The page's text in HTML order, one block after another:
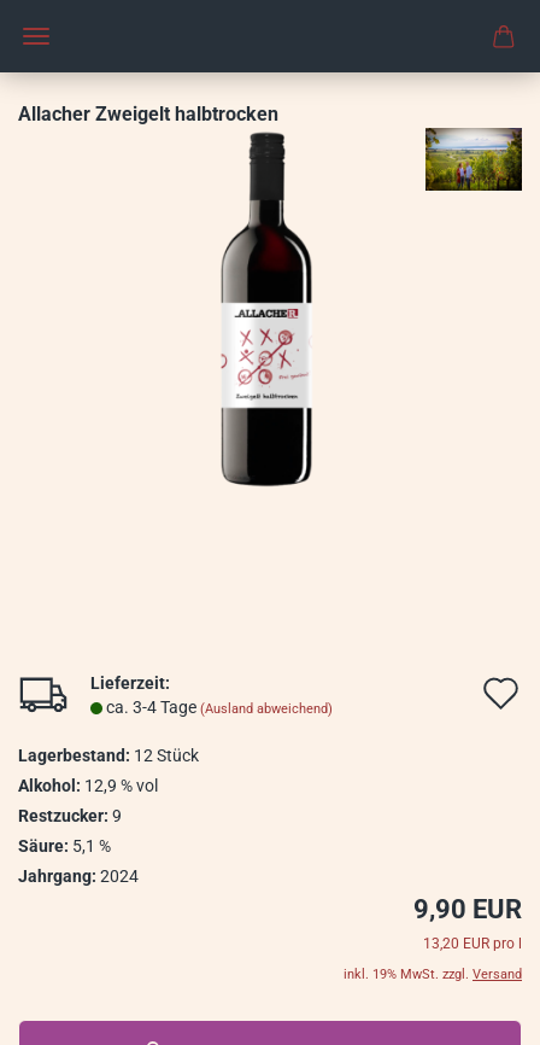
Allacher Zweigelt halbtrocken
Lieferzeit:
ca. 3-4 Tage (Ausland abweichend)
Lagerbestand: 12 Stück
Alkohol: 12,9 % vol
Restzucker: 9
Säure: 5,1 %
Jahrgang: 2024
9,90 EUR
13,20 EUR pro l
inkl. 19% MwSt. zzgl. Versand